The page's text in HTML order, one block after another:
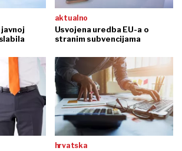
javnoj
aktualno
Usvojena uredba EU-a o
stranim subvencijama
hrvatska